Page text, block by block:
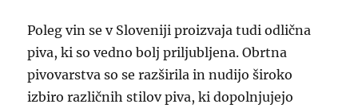
Poleg vin se v Sloveniji proizvaja tudi odlična
piva, ki so vedno bolj priljubljena. Obrtna
pivovarstva so se razširila in nudijo široko
izbiro različnih stilov piva, ki dopolnjujejo